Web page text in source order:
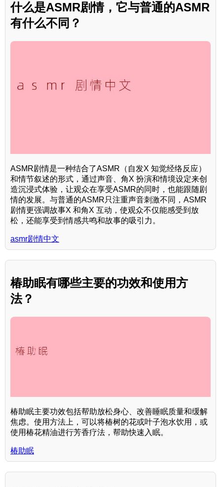
什么是ASMR剧情，它与普通的ASMR
有什么不同？
ASMR剧情是一种结合了ASMR（自发X 知觉经络反应）
和情节叙述的形式，通过声音、角X 扮演和情境设定来创
造沉浸式体验，让观众在享受ASMR的同时，也能跟随剧
情的发展。与普通的ASMR只注重声音刺激不同，ASMR
剧情更强调故事X 和角X 互动，使观众不仅能感受到放
松，还能享受到情感共鸣和故事的吸引力。
asmr剧情中文
椿助眠有哪些主要的功效和使用方
法？
椿助眠主要功效包括帮助放松身心、改善睡眠质量和缓解
焦虑。使用方法上，可以将椿树的花或叶子泡水饮用，或
使用椿花精油进行芳香疗法，帮助快速入眠。
椿助眠